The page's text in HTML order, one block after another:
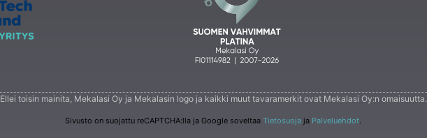
Ellei toisin mainita, Mekalasi Oy ja Mekalasin logo ja kaikki muut tavaramerkit ovat Mekalasi Oy:n omaisuutta.
Sivusto on suojattu reCAPTCHA:lla ja Google soveltaa Tietosuoja ja Palveluehdot.